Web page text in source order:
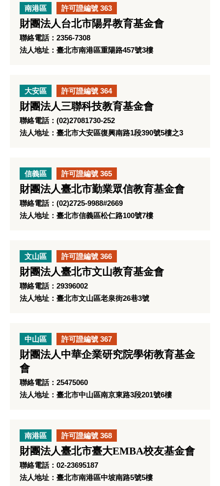
南港區 許可證編號 363
財團法人台北市陽昇教育基金會
聯絡電話：2356-7308
法人地址：臺北市南港區重陽路457號3樓
大安區 許可證編號 364
財團法人三聯科技教育基金會
聯絡電話：(02)27081730-252
法人地址：臺北市大安區復興南路1段390號5樓之3
信義區 許可證編號 365
財團法人臺北市勤業眾信教育基金會
聯絡電話：(02)2725-9988#2669
法人地址：臺北市信義區松仁路100號7樓
文山區 許可證編號 366
財團法人臺北市文山教育基金會
聯絡電話：29396002
法人地址：臺北市文山區老泉街26巷3號
中山區 許可證編號 367
財團法人中華企業研究院學術教育基金
會
聯絡電話：25475060
法人地址：臺北市中山區南京東路3段201號6樓
南港區 許可證編號 368
財團法人臺北市臺大EMBA校友基金會
聯絡電話：02-23695187
法人地址：臺北市南港區中坡南路5號5樓